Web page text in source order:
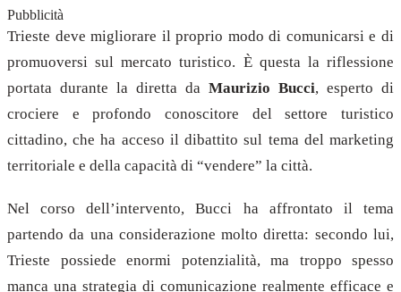
Pubblicità
Trieste deve migliorare il proprio modo di comunicarsi e di
promuoversi sul mercato turistico. È questa la riflessione
portata durante la diretta da Maurizio Bucci, esperto di
crociere e profondo conoscitore del settore turistico
cittadino, che ha acceso il dibattito sul tema del marketing
territoriale e della capacità di “vendere” la città.
Nel corso dell’intervento, Bucci ha affrontato il tema
partendo da una considerazione molto diretta: secondo lui,
Trieste possiede enormi potenzialità, ma troppo spesso
manca una strategia di comunicazione realmente efficace e